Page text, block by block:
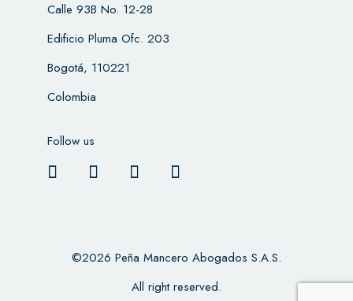
Calle 93B No. 12-28
Edificio Pluma Ofc. 203
Bogotá, 110221
Colombia
Follow us
©2026 Peña Mancero Abogados S.A.S.
All right reserved.